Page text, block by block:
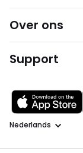
Over ons
Support
Taal